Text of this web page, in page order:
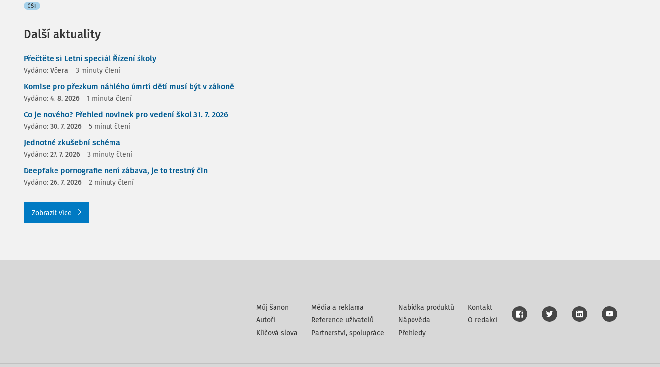
ČŠI
Další aktuality
Přečtěte si Letní speciál Řízení školy
Vydáno: Včera 3 minuty čtení
Komise pro přezkum náhlého úmrtí dětí musí být v zákoně
Vydáno: 4. 8. 2026 1 minuta čtení
Co je nového? Přehled novinek pro vedení škol 31. 7. 2026
Vydáno: 30. 7. 2026 5 minut čtení
Jednotné zkušební schéma
Vydáno: 27. 7. 2026 3 minuty čtení
Deepfake pornografie není zábava, je to trestný čin
Vydáno: 26. 7. 2026 2 minuty čtení
Zobrazit více
Můj šanon
Autoři
Klíčová slova
Média a reklama
Reference uživatelů
Partnerství, spolupráce
Nabídka produktů
Nápověda
Přehledy
Kontakt
O redakci